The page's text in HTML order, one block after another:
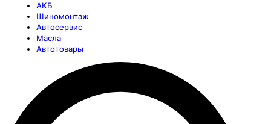
АКБ
Шиномонтаж
Автосервис
Масла
Автотовары